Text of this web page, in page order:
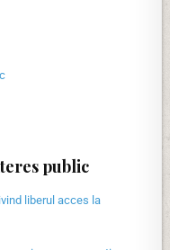
public
liberul acces la